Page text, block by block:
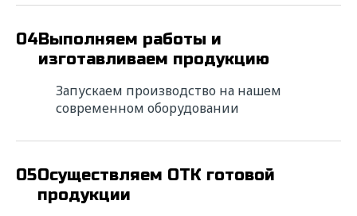
04Выполняем работы и
изготавливаем продукцию
Запускаем производство на нашем
современном оборудовании
05Осуществляем ОТК готовой
продукции
Ищете надежного
исполнителя? Напишите нам!
Мы свяжемся с вами в ближайшее время для
предложение с выгодными условиями
сотрудничества.